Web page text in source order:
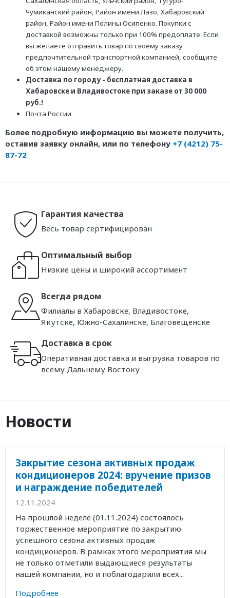
Чумиканский район, Район имени Лазо, Хабаровский
район, Район имени Полины Осипенко. Покупки с
доставкой возможны только при 100% предоплате. Если
вы желаете отправить товар по своему заказу
предпочтительной транспортной компанией, сообщите
об этом нашему менеджеру.
Доставка по городу - бесплатная доставка в
Хабаровске и Владивостоке при заказе от 30 000
руб.!
Почта России
Более подробную информацию вы можете получить,
оставив заявку онлайн, или по телефону +7 (4212) 75-
87-72
Гарантия качества
Весь товар сертифицирован
Оптимальный выбор
Низкие цены и широкий ассортимент
Всегда рядом
Филиалы в Хабаровске, Владивостоке,
Якутске, Южно-Сахалинске, Благовещенске
Доставка в срок
Оперативная доставка и выгрузка товаров по
всему Дальнему Востоку
Новости
Закрытие сезона активных продаж
кондиционеров 2024: вручение призов
и награждение победителей
12.11.2024
На прошлой неделе (01.11.2024) состоялось
торжественное мероприятие по закрытию
успешного сезона активных продаж
кондиционеров. В рамках этого мероприятия мы
не только отметили выдающиеся результаты
нашей компании, но и поблагодарили всех...
Подробнее